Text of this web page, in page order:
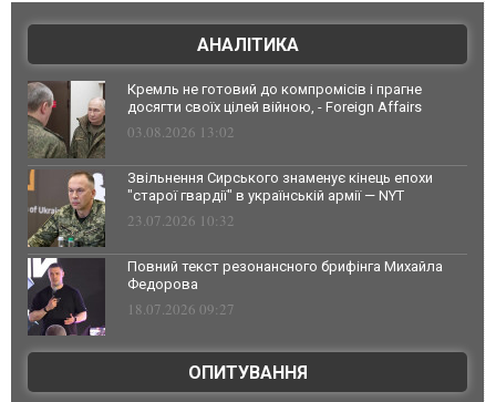
АНАЛІТИКА
Кремль не готовий до компромісів і прагне
досягти своїх цілей війною, - Foreign Affairs
03.08.2026 13:02
Звільнення Сирського знаменує кінець епохи
"старої гвардії" в українській армії — NYT
23.07.2026 10:32
Повний текст резонансного брифінга Михайла
Федорова
18.07.2026 09:27
ОПИТУВАННЯ